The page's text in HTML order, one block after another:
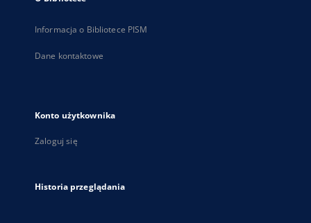
Informacja o Bibliotece PISM
Dane kontaktowe
Konto użytkownika
Zaloguj się
Historia przeglądania